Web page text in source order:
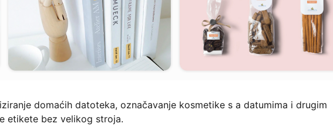
domaćih datoteka, označavanje kosmetike s a datumima i drugim
etikete bez velikog stroja.